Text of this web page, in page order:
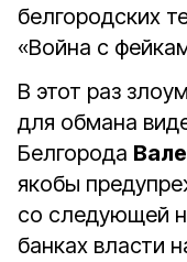
белгородских
«Война с
В этот раз
для обмана
Белгорода
якобы
со следующей
банках власти